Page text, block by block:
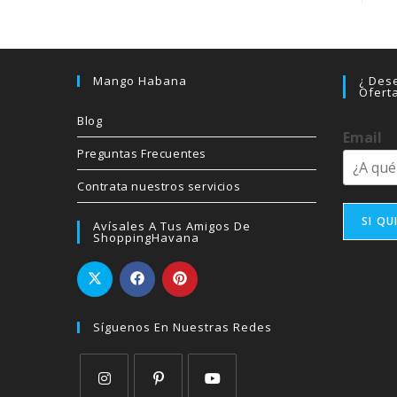
Mango Habana
Blog
Preguntas Frecuentes
Contrata nuestros servicios
Avísales A Tus Amigos De
ShoppingHavana
Síguenos En Nuestras Redes
¿
Email
SI